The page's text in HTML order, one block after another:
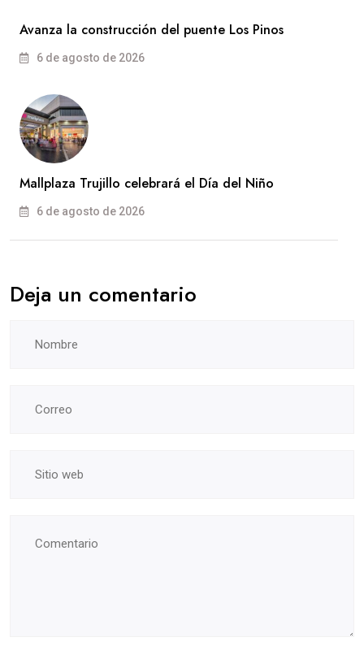
Avanza la construcción del puente Los Pinos
6 de agosto de 2026
Mallplaza Trujillo celebrará el Día del Niño
6 de agosto de 2026
Deja un comentario